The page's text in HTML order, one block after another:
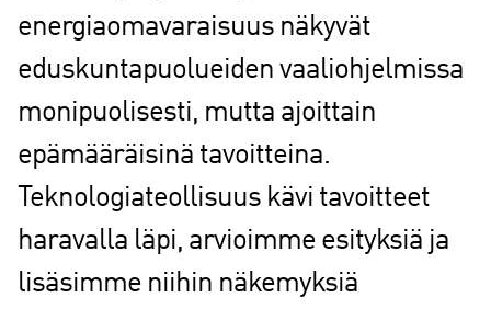
energiaomavaraisuus näkyvät
eduskuntapuolueiden vaaliohjelmissa
monipuolisesti, mutta ajoittain
epämääräisinä tavoitteina.
Teknologiateollisuus kävi tavoitteet
haravalla läpi, arvioimme esityksiä ja
lisäsimme niihin näkemyksiä